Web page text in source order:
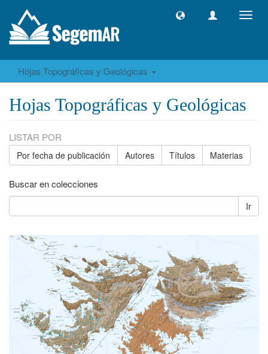
Hojas Topográficas y Geológicas
Hojas Topográficas y Geológicas
LISTAR POR
Por fecha de publicación Autores Títulos Materias
Buscar en colecciones
Ir